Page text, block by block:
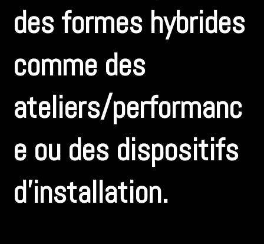
des formes hybrides
comme des
ateliers/performanc
e ou des dispositifs
d’installation.